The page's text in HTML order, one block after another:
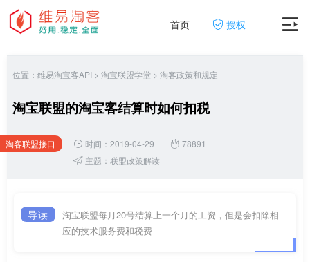
首页 授权
位置： 维易淘宝客API > 淘宝联盟学堂 > 淘客政策和规定
淘宝联盟的淘宝客结算时如何扣税
淘客联盟接口
时间：2019-04-29
78891
主题： 联盟政策解读
导读
淘宝联盟每月20号结算上一个月的工资，但是会扣除相
应的技术服务费和税费